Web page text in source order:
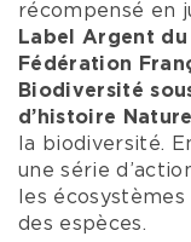
récompensé en
Label Argent
Fédération
Biodiversité
d’histoire
la biodiversité.
une série
les
des espèces.